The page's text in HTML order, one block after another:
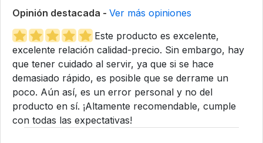
Opinión destacada - Ver más opiniones
Este producto es excelente,
excelente relación calidad-precio. Sin embargo, hay
que tener cuidado al servir, ya que si se hace
demasiado rápido, es posible que se derrame un
poco. Aún así, es un error personal y no del
producto en sí. ¡Altamente recomendable, cumple
con todas las expectativas!